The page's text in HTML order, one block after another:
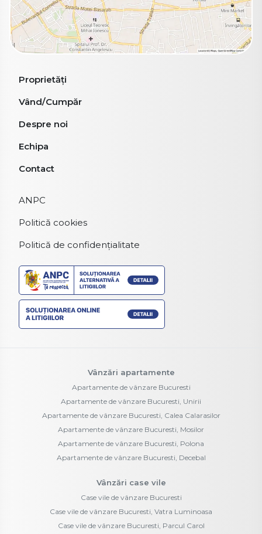
Proprietăți
Vând/Cumpăr
Despre noi
Echipa
Contact
ANPC
Politică cookies
Politică de confidențialitate
Vânzări apartamente
Apartamente de vânzare Bucuresti
Apartamente de vânzare Bucuresti, Unirii
Apartamente de vânzare Bucuresti, Calea Calarasilor
Apartamente de vânzare Bucuresti, Mosilor
Apartamente de vânzare Bucuresti, Polona
Apartamente de vânzare Bucuresti, Decebal
Vânzări case vile
Case vile de vânzare Bucuresti
Case vile de vânzare Bucuresti, Vatra Luminoasa
Case vile de vânzare Bucuresti, Parcul Carol